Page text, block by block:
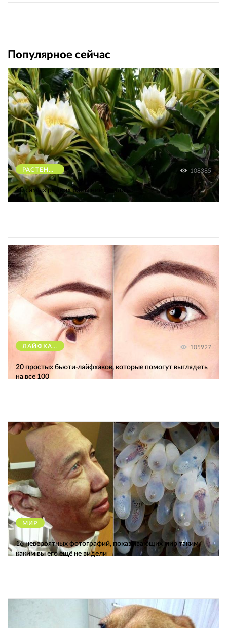
Популярное сейчас
РАСТЕНИЯ 108385
10 самых редких растений Земли
ЛАЙФХАКИ 105927
20 простых бьюти-лайфхаков, которые помогут выглядеть
на все 100
МИР 12330
16 невероятных фотографий, показывающих мир таким,
каким вы его ещё не видели